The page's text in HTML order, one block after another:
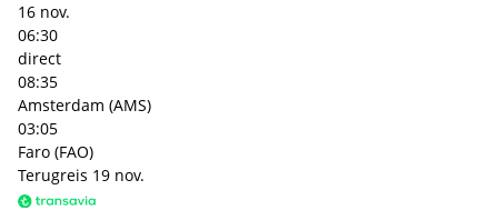
16 nov.
06:30
direct
08:35
Amsterdam (AMS)
03:05
Faro (FAO)
Terugreis 19 nov.